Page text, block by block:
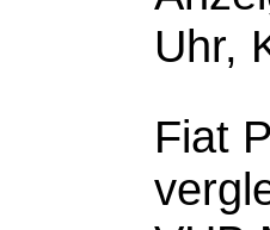
Uhr,
Fiat